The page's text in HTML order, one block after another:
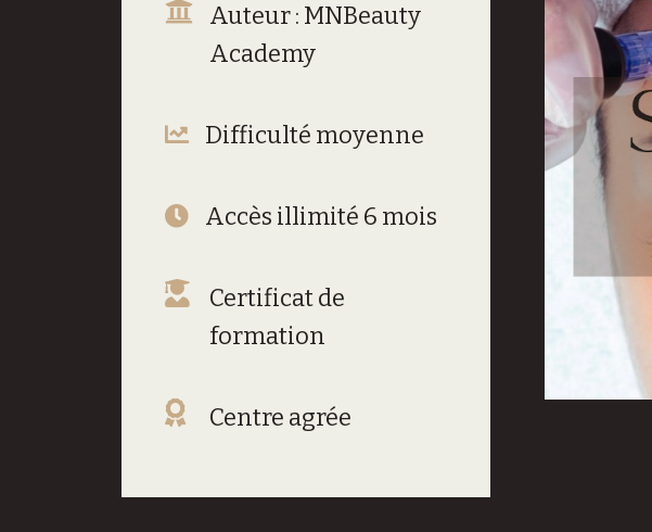
Auteur : MNBeauty
Academy
Difficulté moyenne
Accès illimité 6 mois
Certificat de
formation
Centre agrée